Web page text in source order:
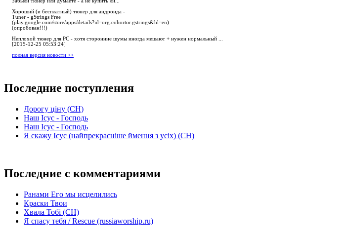
Хороший (и бесплатный) тюнер для андроида -
Tuner - gStrings Free
(play.google.com/store/apps/details?id=org.cohortor.gstrings&hl=en)
(опробован!!!)
Неплохой тюнер для РС - хотя сторонние шумы иногда мешают + нужен нормальный ...
[2015-12-25 05:53:24]
полная версия новости >>
Последние поступления
Дорогу ціну (СН)
Наш Ісус - Господь
Наш Ісус - Господь
Я скажу Ісус (найпрекрасніше ймення з усіх) (СН)
Последние с комментариями
Ранами Его мы исцелились
Краски Твои
Хвала Тобі (СН)
Я спасу тебя / Rescue (russiaworship.ru)